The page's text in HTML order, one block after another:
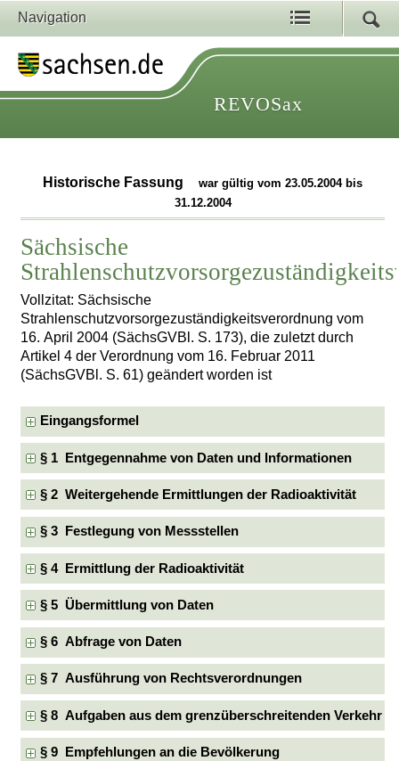
Navigation
REVOSax
Historische Fassung
war gültig vom 23.05.2004 bis
31.12.2004
Sächsische
Vollzitat: Sächsische
Strahlenschutzvorsorgezuständigkeitsverordnung vom
16. April 2004 (SächsGVBl. S. 173), die zuletzt durch
Artikel 4 der Verordnung vom 16. Februar 2011
(SächsGVBl. S. 61) geändert worden ist
Eingangsformel
§ 1 Entgegennahme von Daten und Informationen
§ 2 Weitergehende Ermittlungen der Radioaktivität
§ 3 Festlegung von Messstellen
§ 4 Ermittlung der Radioaktivität
§ 5 Übermittlung von Daten
§ 6 Abfrage von Daten
§ 7 Ausführung von Rechtsverordnungen
§ 8 Aufgaben aus dem grenzüberschreitenden Verkehr
§ 9 Empfehlungen an die Bevölkerung